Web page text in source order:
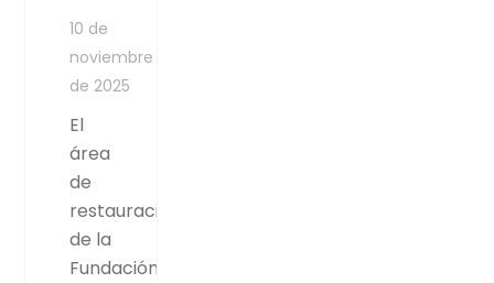
10 de
noviembre
de 2025
El
área
de
restauración
de la
Fundación